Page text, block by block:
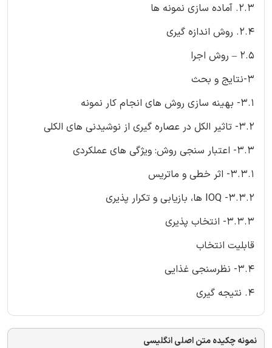
2.3. آماده سازی نمونه ها
2.4. روش اندازه گیری
2.5 – روش اجرا
3-نتایج و بحث
3.1- بهینه سازی روش های انجام کار نمونه
3.2- تاثیر الکل در عصاره گیری از نوشیدنی های الکلی
3.3- اعتبار سنجی روش: ویژگی های عملکردی
3.3.1- اثر خطی و ماتریس
3.3.2- IOQ ها، بازیابی و تکرار پذیری
3.3.3- انتخاب پذیری
قابلیت انتخاب
3.4- نظرسنجی غذایی
4. نتیجه گیری
نمونه چکیده متن اصلی انگلیسی